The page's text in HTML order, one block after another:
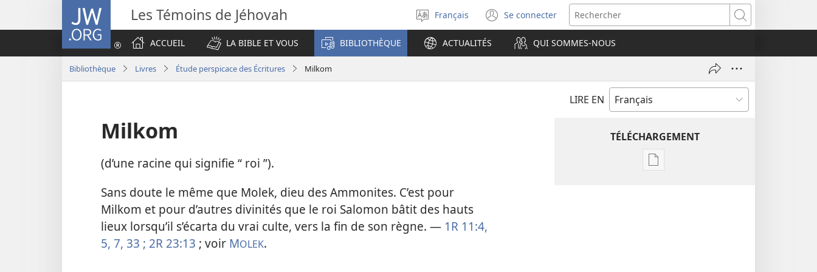
JW.ORG Les Témoins de Jéhovah
Sélectionner
la
langue
Français Se connecter
(ouvre
une
nouvelle
fenêtre)
Rechercher
ACCUEIL
LA BIBLE ET VOUS BIBLIOTHÈQUE ACTUALITÉS QUI SOMMES-NOUS
Bibliothèque Livres Étude perspicace des Écritures Milkom
LIRE EN
Milkom
(d’une racine qui signifie “ roi ”).
Sans doute le même que Molek, dieu des Ammonites. C’est pour
Milkom et pour d’autres divinités que le roi Salomon bâtit des hauts
lieux lorsqu’il s’écarta du vrai culte, vers la fin de son règne. — 1R 11:4,
5, 7, 33 ; 2R 23:13 ; voir MOLEK.
TÉLÉCHARGEMENT
Options